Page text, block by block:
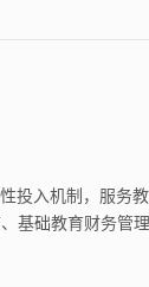
投入机制，服务
基础教育财务管